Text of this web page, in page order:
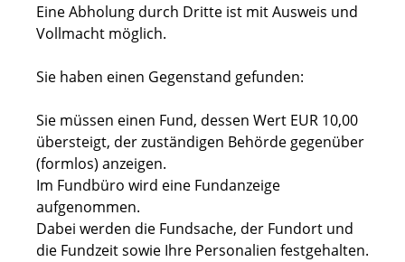
Eine Abholung durch Dritte ist mit Ausweis und
Vollmacht möglich.
Sie haben einen Gegenstand gefunden:
Sie müssen einen Fund, dessen Wert EUR 10,00
übersteigt, der zuständigen Behörde gegenüber
(formlos) anzeigen.
Im Fundbüro wird eine Fundanzeige
aufgenommen.
Dabei werden die Fundsache, der Fundort und
die Fundzeit sowie Ihre Personalien festgehalten.